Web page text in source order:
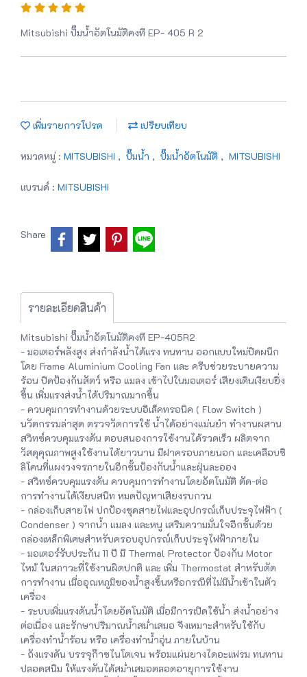
Mitsubishi ปั๊มน้ำอัตโนมัติคงที EP- 405 R 2
เพิ่มรายการโปรด เปรียบเทียบ
หมวดหมู่ : MITSUBISHI , ปั๊มน้ำ , ปั๊มน้ำอัตโนมัติ , MITSUBISHI
แบรนด์ : MITSUBISHI
Share
รายละเอียดสินค้า
Mitsubishi ปั๊มน้ำอัตโนมัติคงที EP-405R2
- มอเตอร์พลังสูง ส่งกำลังน้ำได้แรง ทนทาน ออกแบบใหม่ปิดผนึก
โดย Frame Aluminium Cooling Fan และ ครีบช่วยระบายความ
ร้อน ปิดป้องกันสัตว์ หรือ แมลง เข้าไปในมอเตอร์ เสียงเดินเงียบยิ่ง
ขึ้น เพิ่มแรงส่งน้ำได้ปริมาณมากขึ้น
- ควบคุมการทำงานด้วยระบบอีเล็คทรอนิค ( Flow Switch )
นวัตกรรมล่าสุด ตรวจวัดการใช้ น้ำได้อย่างแม่นยำ ทำงานผสาน
สวิทซ์ควบคุมแรงดัน ตอบสนองการใช้งานได้รวดเร็ว ผลิตจาก
วัสดุคุณภาพสูงใช้งานได้ยาวนาน มีฝาครอบภายนอก และเคลือบซิ
ลิโคนที่แผงวงจรภายในอีกชั้นป้องกันน้ำและฝุ่นละออง
- สวิทซ์ควบคุมแรงดัน ควบคุมการทำงานโดยอัตโนมัติ ตัด-ต่อ
การทำงานได้เงียบสนิท หมดปัญหาเสียงรบกวน
- กล่องเก็บสายไฟ ปกป้องชุดสายไฟและอุปกรณ์เก็บประจุไฟฟ้า (
Condenser ) จากน้ำ แมลง และหนู เสริมความมั่นใจอีกชั้นด้วย
กล่องเหล็กพิเศษสำหรับครอบอุปกรณ์เก็บประจุไฟฟ้าภายใน
- มอเตอร์รับประกัน 11 ปี มี Thermal Protector ป้องกัน Motor
ไหม้ ในสภาวะที่ใช้งานผิดปกติ และ เพิ่ม Thermostat สำหรับตัด
การทำงาน เมื่ออุณหภูมิของน้ำสูงขึ้นหรือกรณีที่ไม่มีน้ำเข้าในตัว
เครื่อง
- ระบบเพิ่มแรงดันน้ำโดยอัตโนมัติ เมื่อมีการเปิดใช้น้ำ ส่งน้ำอย่าง
ต่อเนื่อง และรักษาปริมาณน้ำสม่ำเสมอ จึงเหมาะสำหรับใช้กับ
เครื่องทำน้ำร้อน หรือ เครื่องทำน้ำอุ่น ภายในบ้าน
- ถังแรงดัน บรรจุก๊าซไนโตเจน พร้อมแผ่นยางไดอะแฟรม ทนทาน
ปลอดสนิม ให้แรงดันได้สม่ำเสมอตลอดอายุการใช้งาน